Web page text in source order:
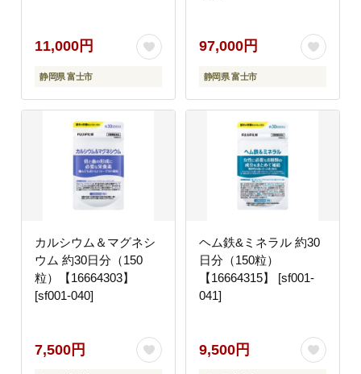
11,000円
静岡県 富士市
97,000円
静岡県 富士市
カルシウム＆マグネシ
ウム 約30日分（150
粒）【16664303】
[sf001-040]
7,500円
ヘム鉄&ミネラル 約30
日分（150粒）
【16664315】 [sf001-
041]
9,500円